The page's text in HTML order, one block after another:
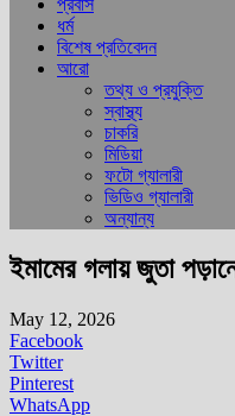
প্রবাস
ধর্ম
বিশেষ প্রতিবেদন
আরো
তথ্য ও প্রযুক্তি
স্বাস্থ্য
চাকরি
মিডিয়া
ফটো গ্যালারী
ভিডিও গ্যালারী
অন্যান্য
ইমামের গলায় জুতা
May 12, 2026
Facebook
Twitter
Pinterest
WhatsApp